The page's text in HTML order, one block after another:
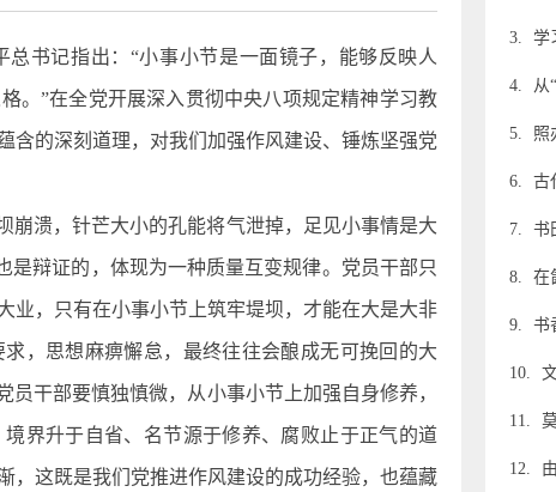
书记指出：“小事小节是一面镜子，能够反映人
。”在全党开展深入贯彻中央八项规定精神学习教
含的深刻道理，对我们加强作风建设、锤炼坚强党
崩溃，针芒大小的孔能将气泄掉，足见小事情是大
是辩证的，体现为一种质量互变规律。党员干部只
业，只有在小事小节上筑牢堤坝，才能在大是大非
，思想麻痹懈怠，最终往往会酿成无可挽回的大
干部要慎独慎微，从小事小节上加强自身修养，
界升于自省、名节源于修养、腐败止于正气的道
，这既是我们党推进作风建设的成功经验，也蕴藏
3. 学
4. 从
5. 照
6. 古
7. 书
8. 在
9. 书
10.
11.
12.